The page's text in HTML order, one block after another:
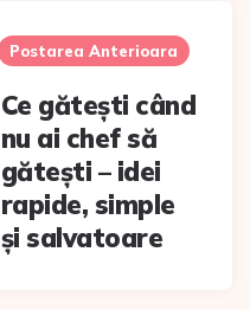
Postarea Anterioara
Ce gătești când
nu ai chef să
gătești – idei
rapide, simple
și salvatoare